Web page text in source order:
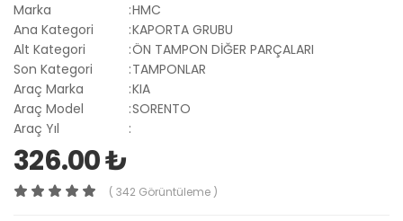
Marka
:HMC
Ana Kategori
:KAPORTA GRUBU
Alt Kategori
:ÖN TAMPON DİĞER PARÇALARI
Son Kategori
:TAMPONLAR
Araç Marka
:KIA
Araç Model
:SORENTO
Araç Yıl
:
326.00 ₺
( 342 Görüntüleme )